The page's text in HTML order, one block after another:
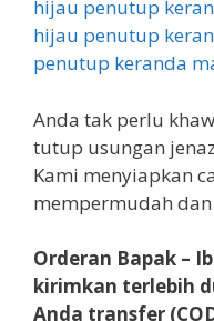
Anda tak perlu
tutup usungan
Kami menyiapkan
mempermudah
Orderan Bapak –
kirimkan terlebih
Anda transfer